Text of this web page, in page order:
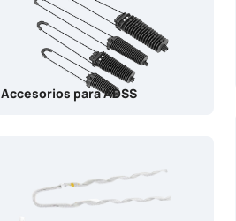
Accesorios para ADSS